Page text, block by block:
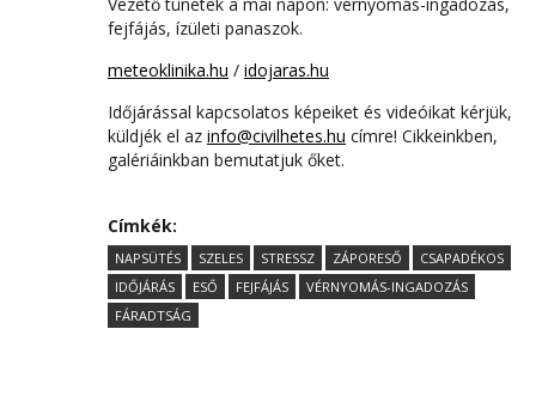
fejfájás, ízületi panaszok.
meteoklinika.hu / idojaras.hu
Időjárással kapcsolatos képeiket és videóikat kérjük,
küldjék el az info@civilhetes.hu címre! Cikkeinkben,
galériáinkban bemutatjuk őket.
Címkék:
NAPSÜTÉS SZELES STRESSZ ZÁPORESŐ
CSAPADÉKOS
IDŐJÁRÁS
ESŐ FEJFÁJÁS
VÉRNYOMÁS-INGADOZÁS
FÁRADTSÁG